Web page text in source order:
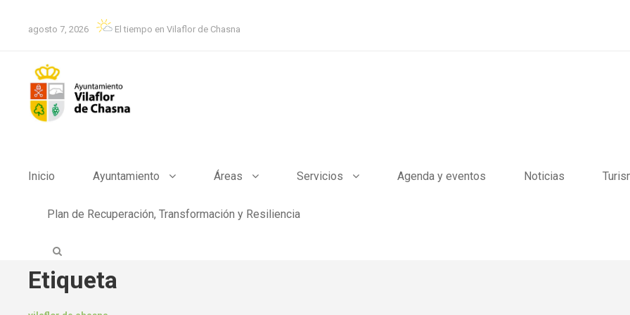
agosto 7, 2026 El tiempo en Vilaflor de Chasna
Inicio Ayuntamiento Áreas Servicios Agenda y eventos Noticias
Plan de Recuperación, Transformación y Resiliencia
Etiqueta